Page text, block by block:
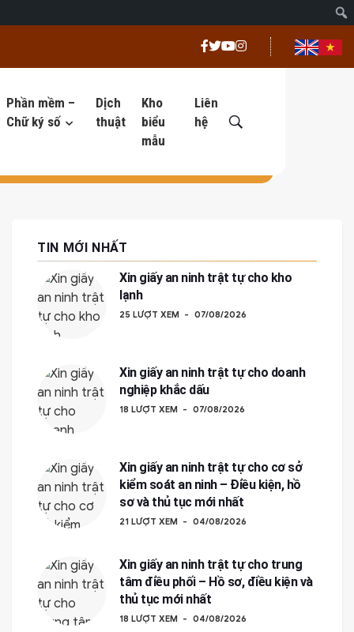
Phần mềm –
Chữ ký số
Dịch
thuật
Kho
biểu
mẫu
Liên
hệ
TIN MỚI NHẤT
Xin giấy an ninh trật tự cho kho
lạnh
25 LƯỢT XEM 07/08/2026
Xin giấy an ninh trật tự cho doanh
nghiệp khắc dấu
18 LƯỢT XEM 07/08/2026
Xin giấy an ninh trật tự cho cơ sở
kiểm soát an ninh – Điều kiện, hồ
sơ và thủ tục mới nhất
21 LƯỢT XEM 04/08/2026
Xin giấy an ninh trật tự cho trung
tâm điều phối – Hồ sơ, điều kiện và
thủ tục mới nhất
18 LƯỢT XEM 04/08/2026